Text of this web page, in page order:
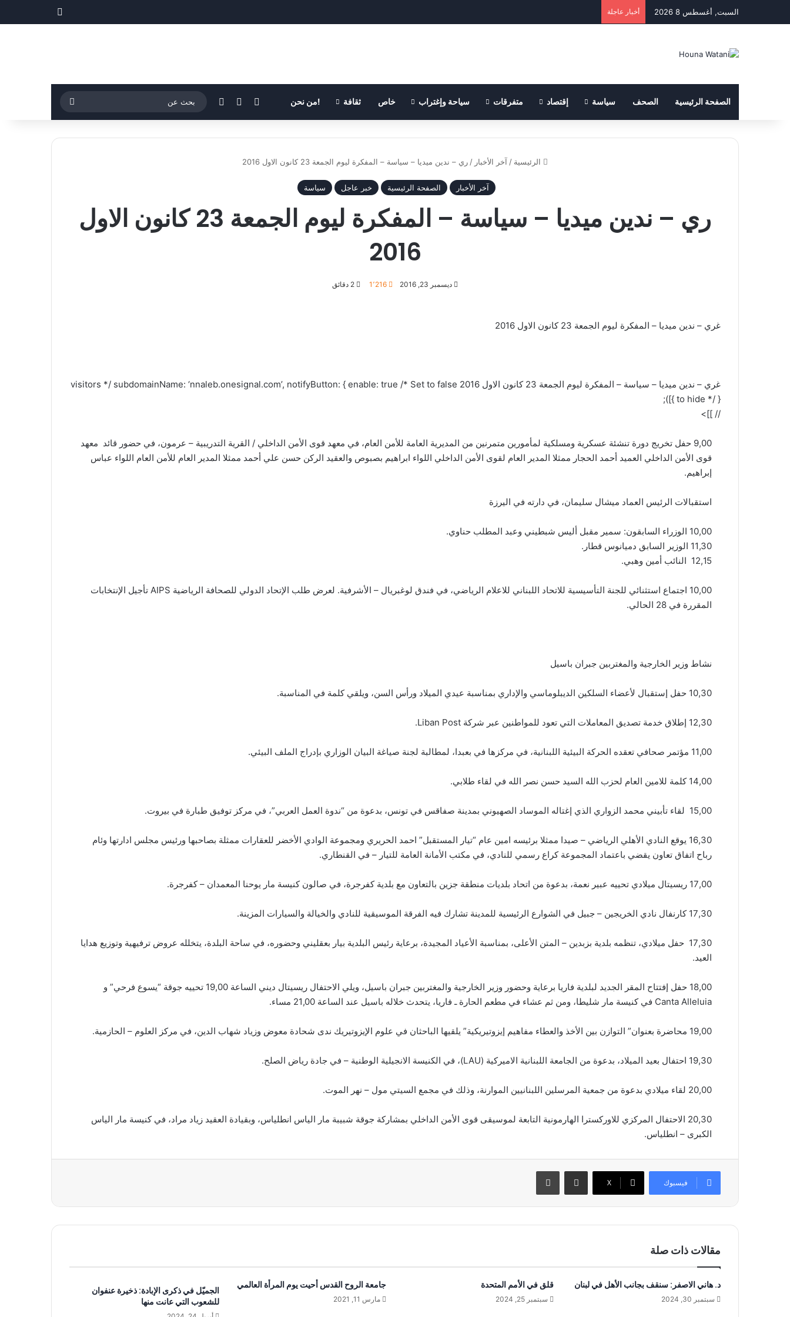
السبت, أغسطس 8 2026 أخبار عاجلة
الصفحة الرئيسية الصحف سياسة إقتصاد متفرقات سياحة وإغتراب خاص ثقافة !من نحن فيسبوك‫YouTubeإضافة عمود جانبي
عن
الرئيسية / آخر الأخبار / ري – ندين ميديا – سياسة – المفكرة ليوم الجمعة 23 كانون الاول 2016
آخر الأخبار الصفحة الرئيسية خبر عاجل سياسة
ري – ندين ميديا – سياسة – المفكرة ليوم الجمعة 23 كانون الاول
2016
ديسمبر 23, 2016 1٬216
غري – ندين ميديا – المفكرة ليوم الجمعة 23 كانون الاول 2016
غري – ندين ميديا – سياسة – المفكرة ليوم الجمعة 23 كانون الاول 2016
visitors */ subdomainName: ‘nnaleb.onesignal.com’, notifyButton: { enable: true /* Set to false
to hide */ } }]);
// ]]>
9,00 حفل تخريج دورة تنشئة عسكرية ومسلكية لمأمورين متمرنين من المديرية العامة للأمن العام، في معهد قوى الأمن الداخلي / القرية التدريبية – عرمون، في حضور قائد معهد
قوى الأمن الداخلي العميد أحمد الحجار ممثلا المدير العام لقوى الأمن الداخلي اللواء ابراهيم بصبوص والعقيد الركن حسن علي أحمد ممثلا المدير العام للأمن العام اللواء عباس
إبراهيم.
استقبالات الرئيس العماد ميشال سليمان، في دارته في اليرزة
10,00 الوزراء السابقون: سمير مقبل أليس شبطيني وعبد المطلب حناوي.
11,30 الوزير السابق دميانوس قطار.
12,15 النائب أمين وهبي.
10,00 اجتماع استثنائي للجنة التأسيسية للاتحاد اللبناني للاعلام الرياضي، في فندق لوغبريال – الأشرفية. لعرض طلب الإتحاد الدولي للصحافة الرياضية AIPS تأجيل الإنتخابات
المقررة في 28 الحالي.
نشاط وزير الخارجية والمغتربين جبران باسيل
10,30 حفل إستقبال لأعضاء السلكين الديبلوماسي والإداري بمناسبة عيدي الميلاد ورأس السن، ويلقي كلمة في المناسبة.
12,30 إطلاق خدمة تصديق المعاملات التي تعود للمواطنين عبر شركة Liban Post.
11,00 مؤتمر صحافي تعقده الحركة البيئية اللبنانية، في مركزها في بعبدا، لمطالبة لجنة صياغة البيان الوزاري بإدراج الملف البيئي.
14,00 كلمة للامين العام لحزب الله السيد حسن نصر الله في لقاء طلابي.
15,00 لقاء تأبيني محمد الزواري الذي إغتاله الموساد الصهيوني بمدينة صفاقس في تونس، بدعوة من “ندوة العمل العربي”، في مركز توفيق طبارة في بيروت.
16,30 يوقع النادي الأهلي الرياضي – صيدا ممثلا برئيسه امين عام “تيار المستقبل” احمد الحريري ومجموعة الوادي الأخضر للعقارات ممثلة بصاحبها ورئيس مجلس ادارتها وئام
رباح اتفاق تعاون يقضي باعتماد المجموعة كراع رسمي للنادي، في مكتب الأمانة العامة للتيار – في القنطاري.
17,00 ريسيتال ميلادي تحييه عبير نعمة، بدعوة من اتحاد بلديات منطقة جزين بالتعاون مع بلدية كفرجرة، في صالون كنيسة مار يوحنا المعمدان – كفرجرة.
17,30 كارنفال نادي الخريجين – جبيل في الشوارع الرئيسية للمدينة تشارك فيه الفرقة الموسيقية للنادي والخيالة والسيارات المزينة.
17,30 حفل ميلادي، تنظمه بلدية بزبدين – المتن الأعلى، بمناسبة الأعياد المجيدة، برعاية رئيس البلدية بيار بعقليني وحضوره، في ساحة البلدة، يتخلله عروض ترفيهية وتوزيع هدايا
العيد.
18,00 حفل إفتتاح المقر الجديد لبلدية فاريا برعاية وحضور وزير الخارجية والمغتربين جبران باسيل، ويلي الاحتفال ريسيتال ديني الساعة 19,00 تحييه جوقة “يسوع فرحي” و
Canta Alleluia في كنيسة مار شليطا، ومن ثم عشاء في مطعم الحارة ـ فاريا، يتحدث خلاله باسيل عند الساعة 21,00 مساء.
19,00 محاضرة بعنوان” التوازن بين الأخذ والعطاء مفاهيم إيزوتيريكية” يلقيها الباحثان في علوم الإيزوتيريك ندى شحادة معوض وزياد شهاب الدين، في مركز العلوم – الحازمية.
19,30 احتفال بعيد الميلاد، بدعوة من الجامعة اللبنانية الاميركية (LAU)، في الكنيسة الانجيلية الوطنية – في جادة رياض الصلح.
20,00 لقاء ميلادي بدعوة من جمعية المرسلين اللبنانيين الموارنة، وذلك في مجمع السيتي مول – نهر الموت.
20,30 الاحتفال المركزي للاوركسترا الهارمونية التابعة لموسيقى قوى الأمن الداخلي بمشاركة جوقة شبيبة مار الياس انطلياس، وبقيادة العقيد زياد مراد، في كنيسة مار الياس
الكبرى – انطلياس.
فيسبوك ‫X
مقالات ذات صلة
د. هاني الاصفر: سنقف بجانب الأهل في لبنان
سبتمبر 30, 2024
قلق في الأمم المتحدة
سبتمبر 25, 2024
جامعة الروح القدس أحيت يوم المرأة العالمي
مارس 11, 2021
الجميّل في ذكرى الإبادة: ذخيرة عنفوان
للشعوب التي عانت منها